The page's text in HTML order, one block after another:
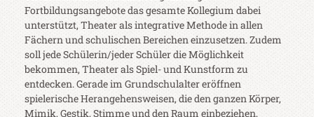
Fortbildungsangebote das gesamte Kollegium dabei
unterstützt, Theater als integrative Methode in allen
Fächern und schulischen Bereichen einzusetzen. Zudem
soll jede Schülerin/jeder Schüler die Möglichkeit
bekommen, Theater als Spiel- und Kunstform zu
entdecken. Gerade im Grundschulalter eröffnen
spielerische Herangehensweisen, die den ganzen Körper,
Mimik, Gestik, Stimme und den Raum einbeziehen,